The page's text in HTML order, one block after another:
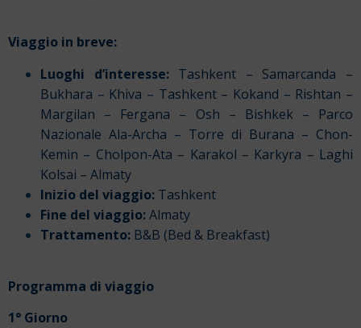
Viaggio in breve:
Luoghi d’interesse:Tashkent – Samarcanda –
Bukhara – Khiva – Tashkent – Kokand – Rishtan –
Margilan – Fergana – Osh – Bishkek – Parco
Nazionale Ala-Archa – Torre di Burana – Chon-
Kemin – Cholpon-Ata – Karakol – Karkyra – Laghi
Kolsai – Almaty
Inizio del viaggio: Tashkent
Fine del viaggio:Almaty
Trattamento: B&B (Bed & Breakfast)
Programma di viaggio
1° Giorno